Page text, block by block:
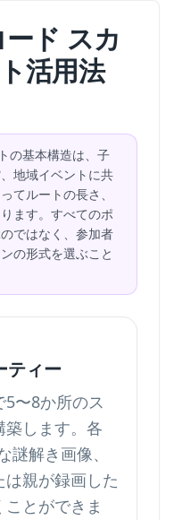
ド スカ
活用法
の基本構造は、子
地域イベントに共
てルートの長さ、
ます。すべてのポ
ではなく、参加者
の形式を選ぶこと
ティー
〜8か所のス
築します。各
謎解き画像、
親が録画した
とができま